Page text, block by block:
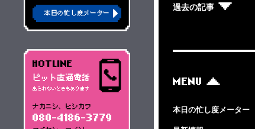
過去の記事
MENU
本日の忙し度メーター
本日の忙し度メーター
HOTLINE
ピット直通電話
出られないときもあります
ナカニシ、ヒシカワ
080-4186-3779